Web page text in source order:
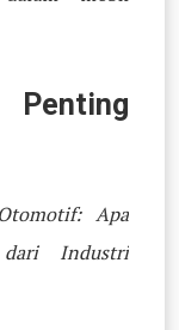
Apa
Industri